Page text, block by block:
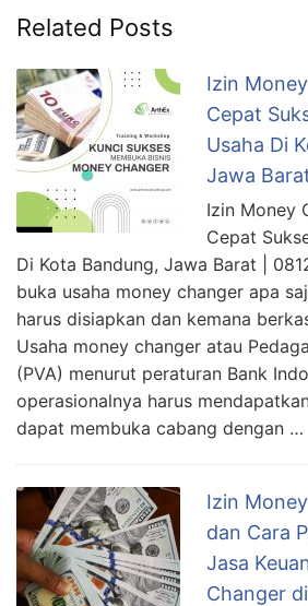
Related Posts
Izin
Cepat
Usaha Di
Jawa
Izin Money
Cepat
Di Kota Bandung, Jawa Barat |
buka usaha money changer apa
harus disiapkan dan kemana
Usaha money changer atau
(PVA) menurut peraturan Bank
operasionalnya harus
dapat membuka cabang dengan …
Izin
dan Cara
Jasa
Changer